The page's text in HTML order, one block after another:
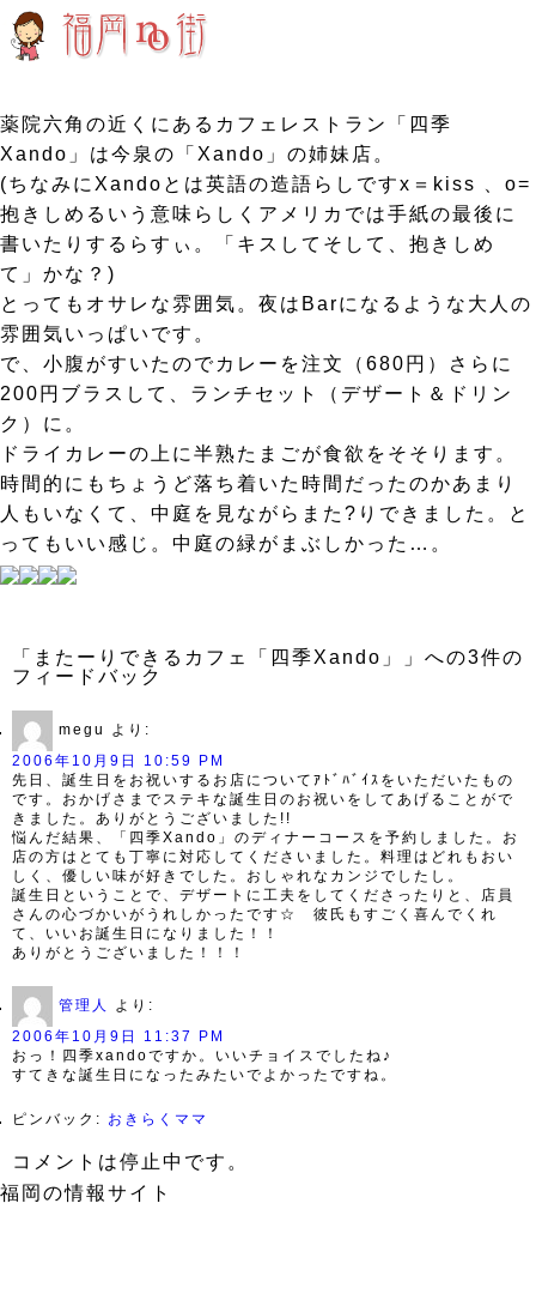
薬院六角の近くにあるカフェレストラン「四季
Xando」は今泉の「Xando」の姉妹店。
(ちなみにXandoとは英語の造語らしですx＝kiss 、o=
抱きしめるいう意味らしくアメリカでは手紙の最後に
書いたりするらすぃ。「キスしてそして、抱きしめ
て」かな？)
とってもオサレな雰囲気。夜はBarになるような大人の
雰囲気いっぱいです。
で、小腹がすいたのでカレーを注文（680円）さらに
200円ブラスして、ランチセット（デザート＆ドリン
ク）に。
ドライカレーの上に半熟たまごが食欲をそそります。
時間的にもちょうど落ち着いた時間だったのかあまり
人もいなくて、中庭を見ながらまた?りできました。と
ってもいい感じ。中庭の緑がまぶしかった…。
「またーりできるカフェ「四季Xando」」への3件の
フィードバック
megu
より:
2006年10月9日 10:59 PM
先日、誕生日をお祝いするお店についてｱﾄﾞﾊﾞｲｽをいただいたもの
です。おかげさまでステキな誕生日のお祝いをしてあげることがで
きました。ありがとうございました!!
悩んだ結果、「四季Xando」のディナーコースを予約しました。お
店の方はとても丁寧に対応してくださいました。料理はどれもおい
しく、優しい味が好きでした。おしゃれなカンジでしたし。
誕生日ということで、デザートに工夫をしてくださったりと、店員
さんの心づかいがうれしかったです☆ 彼氏もすごく喜んでくれ
て、いいお誕生日になりました！！
ありがとうございました！！！
管理人
より:
2006年10月9日 11:37 PM
おっ！四季xandoですか。いいチョイスでしたね♪
すてきな誕生日になったみたいでよかったですね。
ピンバック: おきらくママ
コメントは停止中です。
福岡の情報サイト